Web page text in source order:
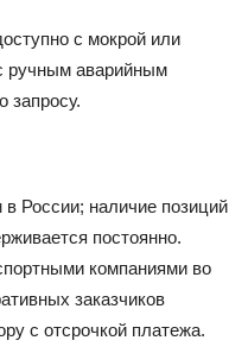
с мокрой или
ручным аварийным
запросу.
России; наличие позиций
постоянно.
компаниями во
заказчиков
с отсрочкой платежа.